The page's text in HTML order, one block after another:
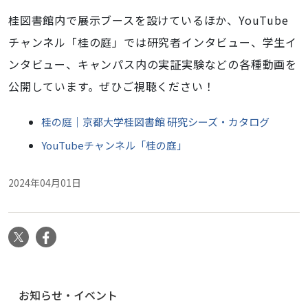
桂図書館内で展示ブースを設けているほか、YouTube
チャンネル「桂の庭」では研究者インタビュー、学生イ
ンタビュー、キャンパス内の実証実験などの各種動画を
公開しています。ぜひご視聴ください！
桂の庭｜京都大学桂図書館 研究シーズ・カタログ
YouTubeチャンネル「桂の庭」
2024年04月01日
X
お知らせ・イベント